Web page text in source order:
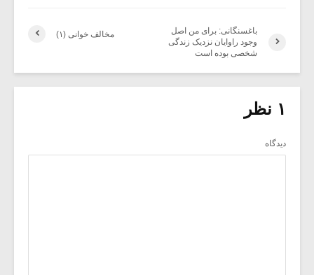
مخالف خوانی (۱)
باغسنگانی: برای من اصل
وجود راوایان نزدیک زندگی
شخصی بوده است
۱ نظر
دیدگاه